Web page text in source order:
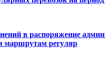
в распоряжение
маршрутам регуляр